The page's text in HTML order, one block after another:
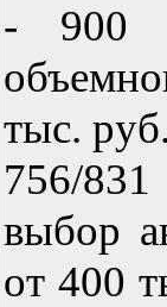
- 900
тыс.
756/
выбор
от 400